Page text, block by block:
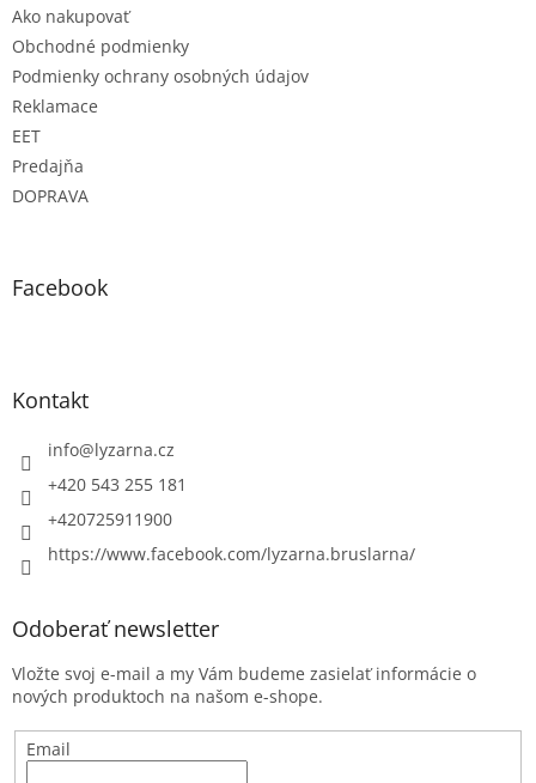
Ako nakupovať
Obchodné podmienky
Podmienky ochrany osobných údajov
Reklamace
EET
Predajňa
DOPRAVA
Facebook
Kontakt
info@lyzarna.cz
+420 543 255 181
+420725911900
https://www.facebook.com/lyzarna.bruslarna/
Odoberať newsletter
Vložte svoj e-mail a my Vám budeme zasielať informácie o
nových produktoch na našom e-shope.
Email